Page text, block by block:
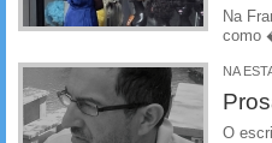
Na
como
NA
O